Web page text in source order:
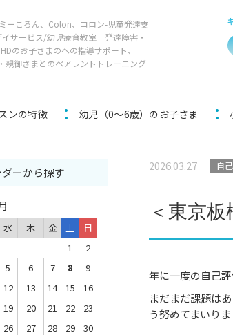
ーころん、Colon、コロン-児童発達支
サービス/幼児療育教室｜発達障害・
のお子さまのへの指導サポート、
親御さまとのペアレントトレーニング
ンの特徴 幼児（0～6歳）のお子さま
2026.03.27 自
＜東京
年に一度の自己
まだまだ課題は
う努めてまいりま
ーから探す
水 木 金 土 日
1
2
5 6 7 8
9
12 13 14 15
16
19 20 21 22
23
26 27 28 29
30